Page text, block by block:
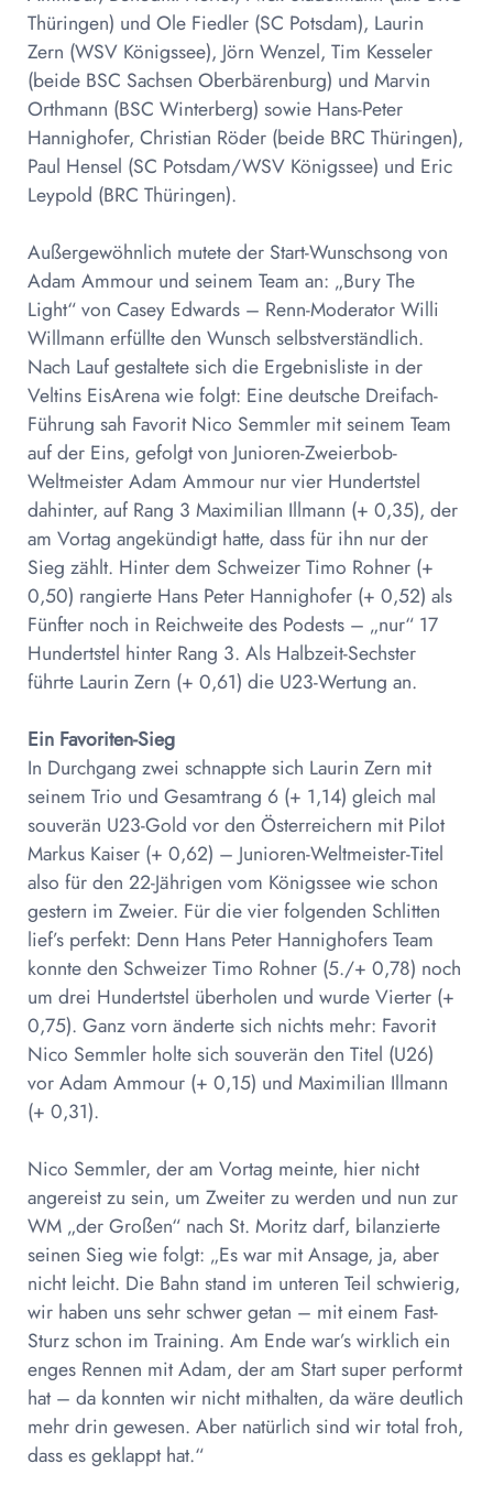
Thüringen) und Ole Fiedler (SC Potsdam), Laurin
Zern (WSV Königssee), Jörn Wenzel, Tim Kesseler
(beide BSC Sachsen Oberbärenburg) und Marvin
Orthmann (BSC Winterberg) sowie Hans-Peter
Hannighofer, Christian Röder (beide BRC Thüringen),
Paul Hensel (SC Potsdam/WSV Königssee) und Eric
Leypold (BRC Thüringen).
Außergewöhnlich mutete der Start-Wunschsong von
Adam Ammour und seinem Team an: „Bury The
Light“ von Casey Edwards – Renn-Moderator Willi
Willmann erfüllte den Wunsch selbstverständlich.
Nach Lauf gestaltete sich die Ergebnisliste in der
Veltins EisArena wie folgt: Eine deutsche Dreifach-
Führung sah Favorit Nico Semmler mit seinem Team
auf der Eins, gefolgt von Junioren-Zweierbob-
Weltmeister Adam Ammour nur vier Hundertstel
dahinter, auf Rang 3 Maximilian Illmann (+ 0,35), der
am Vortag angekündigt hatte, dass für ihn nur der
Sieg zählt. Hinter dem Schweizer Timo Rohner (+
0,50) rangierte Hans Peter Hannighofer (+ 0,52) als
Fünfter noch in Reichweite des Podests – „nur“ 17
Hundertstel hinter Rang 3. Als Halbzeit-Sechster
führte Laurin Zern (+ 0,61) die U23-Wertung an.
Ein Favoriten-Sieg
In Durchgang zwei schnappte sich Laurin Zern mit
seinem Trio und Gesamtrang 6 (+ 1,14) gleich mal
souverän U23-Gold vor den Österreichern mit Pilot
Markus Kaiser (+ 0,62) – Junioren-Weltmeister-Titel
also für den 22-Jährigen vom Königssee wie schon
gestern im Zweier. Für die vier folgenden Schlitten
lief’s perfekt: Denn Hans Peter Hannighofers Team
konnte den Schweizer Timo Rohner (5./+ 0,78) noch
um drei Hundertstel überholen und wurde Vierter (+
0,75). Ganz vorn änderte sich nichts mehr: Favorit
Nico Semmler holte sich souverän den Titel (U26)
vor Adam Ammour (+ 0,15) und Maximilian Illmann
(+ 0,31).
Nico Semmler, der am Vortag meinte, hier nicht
angereist zu sein, um Zweiter zu werden und nun zur
WM „der Großen“ nach St. Moritz darf, bilanzierte
seinen Sieg wie folgt: „Es war mit Ansage, ja, aber
nicht leicht. Die Bahn stand im unteren Teil schwierig,
wir haben uns sehr schwer getan – mit einem Fast-
Sturz schon im Training. Am Ende war’s wirklich ein
enges Rennen mit Adam, der am Start super performt
hat – da konnten wir nicht mithalten, da wäre deutlich
mehr drin gewesen. Aber natürlich sind wir total froh,
dass es geklappt hat.“